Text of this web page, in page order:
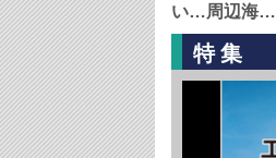
い…周辺海…
特集